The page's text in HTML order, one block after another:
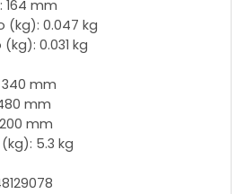
164 mm
(kg): 0.047 kg
0.031 kg
mm
mm
mm
5.3 kg